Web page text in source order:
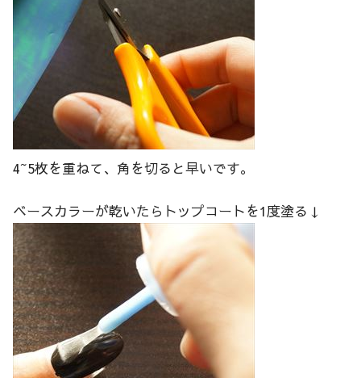
4~5枚を重ねて、角を切ると早いです。
ベースカラーが乾いたらトップコートを1度塗る↓